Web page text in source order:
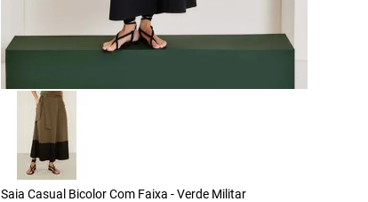
Saia Casual Bicolor Com Faixa - Verde Militar